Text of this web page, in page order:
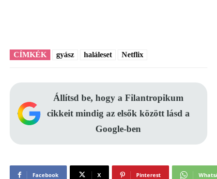
CÍMKÉK gyász haláleset Netflix
Állítsd be, hogy a Filantropikum
cikkeit mindig az elsők között lásd a
Google-ben
Facebook X Pinterest